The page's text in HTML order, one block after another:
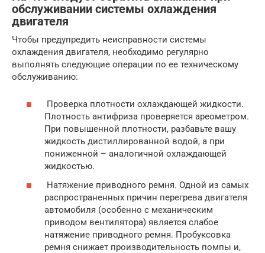
обслуживании системы охлаждения
двигателя
Чтобы предупредить неисправности системы
охлаждения двигателя, необходимо регулярно
выполнять следующие операции по ее техническому
обслуживанию:
Проверка плотности охлаждающей жидкости.
Плотность антифриза проверяется ареометром.
При повышенной плотности, разбавьте вашу
жидкость дистиллированной водой, а при
пониженной – аналогичной охлаждающей
жидкостью.
Натяжение приводного ремня. Одной из самых
распространенных причин перегрева двигателя
автомобиля (особенно с механическим
приводом вентилятора) является слабое
натяжение приводного ремня. Пробуксовка
ремня снижает производительность помпы и,